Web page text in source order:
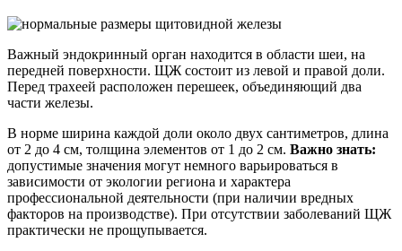
Важный эндокринный орган находится в области шеи, на
передней поверхности. ЩЖ состоит из левой и правой доли.
Перед трахеей расположен перешеек, объединяющий два
части железы.
В норме ширина каждой доли около двух сантиметров, длина
от 2 до 4 см, толщина элементов от 1 до 2 см. Важно знать:
допустимые значения могут немного варьироваться в
зависимости от экологии региона и характера
профессиональной деятельности (при наличии вредных
факторов на производстве). При отсутствии заболеваний ЩЖ
практически не прощупывается.